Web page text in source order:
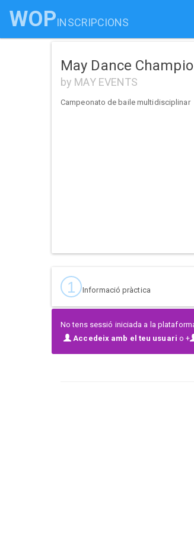
WOPINSCRIPCIONS
May Dance
by MAY EVENTS
Campeonato de baile multidisciplinar
1 Informació pràctica
No tens sessió iniciada a la
Accedeix amb el teu usuari o +